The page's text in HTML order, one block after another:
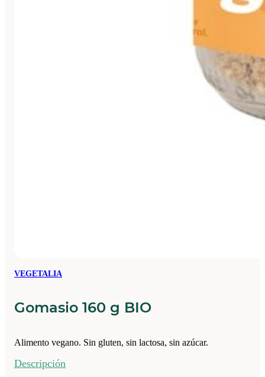
VEGETALIA
Gomasio 160 g BIO
Alimento vegano. Sin gluten, sin lactosa, sin azúcar.
Descripción